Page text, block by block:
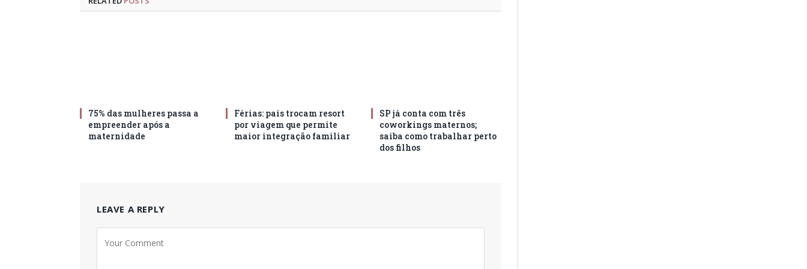
75% das mulheres passa a
empreender após a
maternidade
Férias: pais trocam resort
por viagem que permite
maior integração familiar
SP já conta com três
coworkings maternos;
saiba como trabalhar perto
dos filhos
LEAVE A REPLY